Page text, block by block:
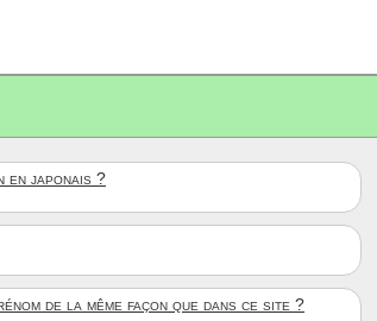
en japonais ?
de la même façon que dans ce site ?